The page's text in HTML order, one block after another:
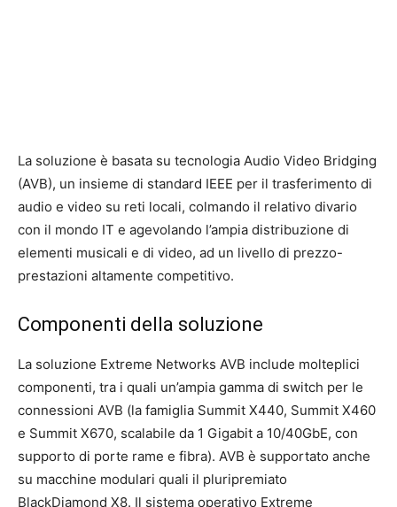
La soluzione è basata su tecnologia Audio Video Bridging
(AVB), un insieme di standard IEEE per il trasferimento di
audio e video su reti locali, colmando il relativo divario
con il mondo IT e agevolando l’ampia distribuzione di
elementi musicali e di video, ad un livello di prezzo-
prestazioni altamente competitivo.
Componenti della soluzione
La soluzione Extreme Networks AVB include molteplici
componenti, tra i quali un’ampia gamma di switch per le
connessioni AVB (la famiglia Summit X440, Summit X460
e Summit X670, scalabile da 1 Gigabit a 10/40GbE, con
supporto di porte rame e fibra). AVB è supportato anche
su macchine modulari quali il pluripremiato
BlackDiamond X8. Il sistema operativo Extreme